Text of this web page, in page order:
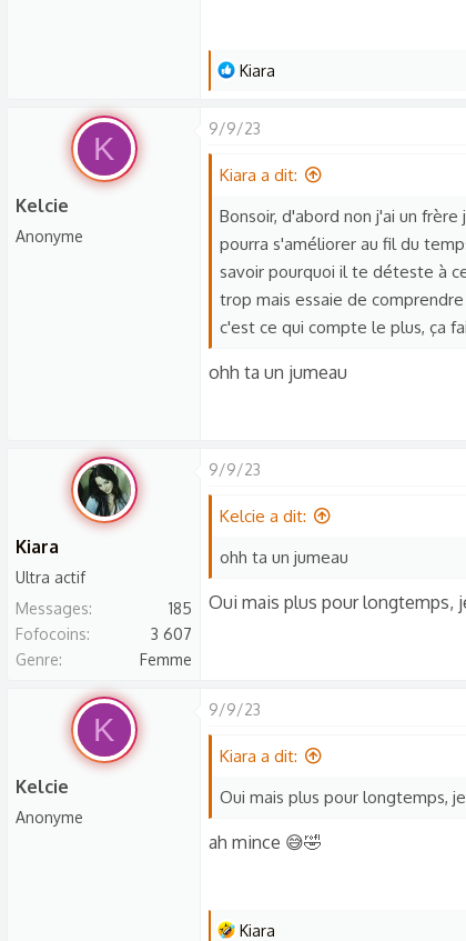
ma famille et à mes amis.
nombreuses fois de faire en
pouvoir lui échapper sans
supporte de moins en moins et
Avez vous des conseils à me
Aidez moi s'il vous plaît
L
s
é
c
t
i
o
n
Kiara
K
Kelcie
Anonyme
9/9/23
Kiara a dit:
Bonsoir, d'abord non j'ai un
pourra s'améliorer au fil du
savoir pourquoi il te déteste à
trop mais essaie de
c'est ce qui compte le plus, ça
ohh ta un jumeau
Kiara
Ultra actif
Messages
185
Fofocoins
3 607
Genre
Femme
9/9/23
Kelcie a dit:
ohh ta un jumeau
Oui mais plus pour longtemps,
K
Kelcie
Anonyme
9/9/23
Kiara a dit:
Oui mais plus pour longtemps,
ah mince 😅🤣
L
Kiara